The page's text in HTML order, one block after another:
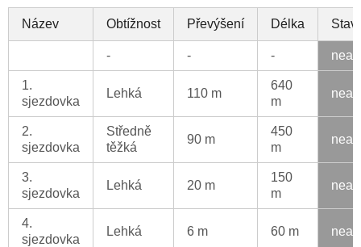
Název Obtížnost Převýšení Délka Stav
- - -
1.
sjezdovka
Lehká 110 m
640
m
2.
sjezdovka
Středně
těžká
90 m
450
m
3.
sjezdovka
Lehká 20 m
150
m
4.
sjezdovka
Lehká 6 m 60 m